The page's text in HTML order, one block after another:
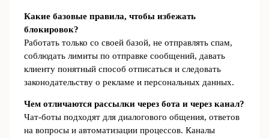
Какие базовые правила, чтобы избежать
блокировок?
Работать только со своей базой, не отправлять спам,
соблюдать лимиты по отправке сообщений, давать
клиенту понятный способ отписаться и следовать
законодательству о рекламе и персональных данных.
Чем отличаются рассылки через бота и через канал?
Чат‑боты подходят для диалогового общения, ответов
на вопросы и автоматизации процессов. Каналы